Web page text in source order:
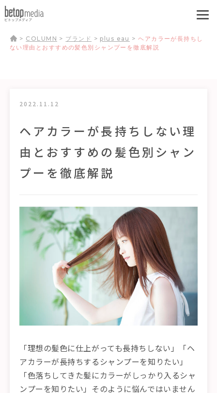
> COLUMN > ブランド >plus eau >ヘアカラーが長持ちし
ない理由とおすすめの髪色別シャンプーを徹底解説
2022.11.12
ヘアカラーが長持ちしない理
由とおすすめの髪色別シャン
プーを徹底解説
「理想の髪色に仕上がっても長持ちしない」「ヘ
アカラーが長持ちするシャンプーを知りたい」
「色落ちしてきた髪にカラーがしっかり入るシャ
ンプーを知りたい」そのように悩んではいません